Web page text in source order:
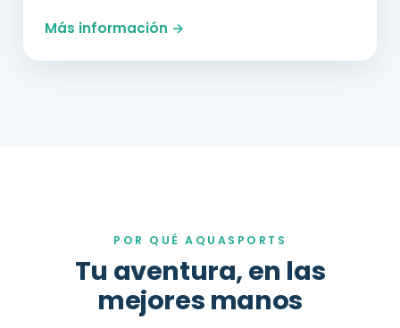
Más información →
POR QUÉ AQUASPORTS
Tu aventura, en las
mejores manos